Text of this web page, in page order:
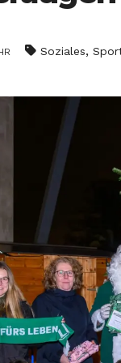
Soziales,